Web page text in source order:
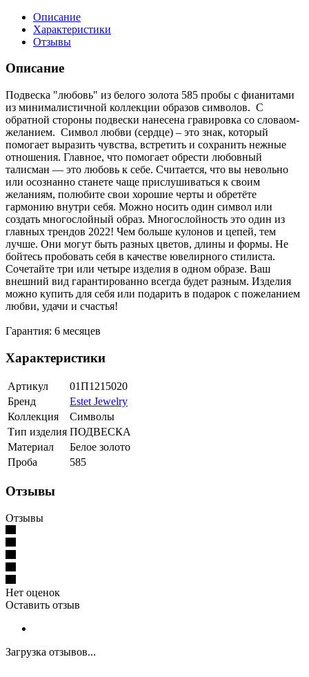
Описание
Характеристики
Отзывы
Описание
Подвеска "любовь" из белого золота 585 пробы с фианитами
из минималистичной коллекции образов символов. С
обратной стороны подвески нанесена гравировка со словаом-
желанием. Символ любви (сердце) – это знак, который
помогает выразить чувства, встретить и сохранить нежные
отношения. Главное, что помогает обрести любовный
талисман — это любовь к себе. Считается, что вы невольно
или осознанно станете чаще прислушиваться к своим
желаниям, полюбите свои хорошие черты и обретёте
гармонию внутри себя. Можно носить один символ или
создать многослойный образ. Многослойность это один из
главных трендов 2022! Чем больше кулонов и цепей, тем
лучше. Они могут быть разных цветов, длины и формы. Не
бойтесь пробовать себя в качестве ювелирного стилиста.
Сочетайте три или четыре изделия в одном образе. Ваш
внешний вид гарантированно всегда будет разным. Изделия
можно купить для себя или подарить в подарок с пожеланием
любви, удачи и счастья!
Гарантия: 6 месяцев
Характеристики
Артикул
01П1215020
Бренд
Estet Jewelry
Коллекция
Символы
Тип изделия ПОДВЕСКА
Материал
Белое золото
Проба
585
Отзывы
Отзывы
Нет оценок
Оставить отзыв
Загрузка отзывов...